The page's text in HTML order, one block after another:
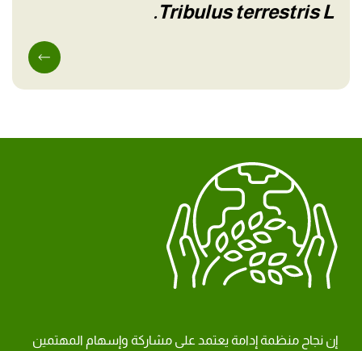
Tribulus terrestris L.
إن نجاح منظمة إدامة يعتمد على مشاركة وإسهام المهتمين